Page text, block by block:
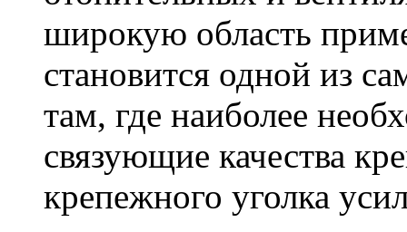
широкую область
становится одной из
там, где наиболее
связующие качества
крепежного уголка